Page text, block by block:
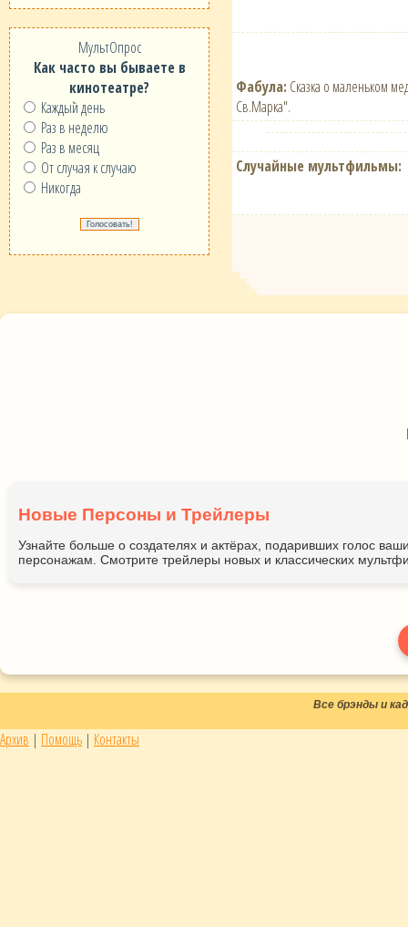
МультОпрос
Как часто вы бываете в
кинотеатре?
Каждый день
Раз в неделю
Раз в месяц
От случая к случаю
Никогда
Фабула: Сказка о маленьком
Св.Марка".
Случайные мультфильмы:
Новые Персоны и Трейлеры
Узнайте больше о создателях и актёрах, подаривших голос
персонажам. Смотрите трейлеры новых и классических
Все брэнды и
Архив | Помощь | Контакты